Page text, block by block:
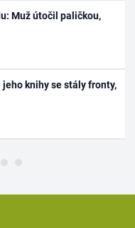
Muž útočil paličkou,
knihy se stály fronty,